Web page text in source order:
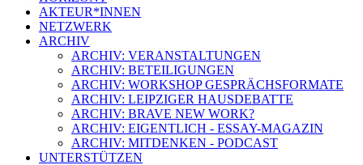
AKTEUR*INNEN
NETZWERK
ARCHIV
ARCHIV: VERANSTALTUNGEN
ARCHIV: BETEILIGUNGEN
ARCHIV: WORKSHOP GESPRÄCHSFORMATE
ARCHIV: LEIPZIGER HAUSDEBATTE
ARCHIV: BRAVE NEW WORK?
ARCHIV: EIGENTLICH - ESSAY-MAGAZIN
ARCHIV: MITDENKEN - PODCAST
UNTERSTÜTZEN